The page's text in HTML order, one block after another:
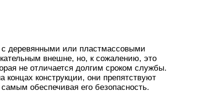
деревянными или пластмассовыми
внешне, но, к сожалению, это
не отличается долгим сроком службы.
концах конструкции, они препятствуют
обеспечивая его безопасность.